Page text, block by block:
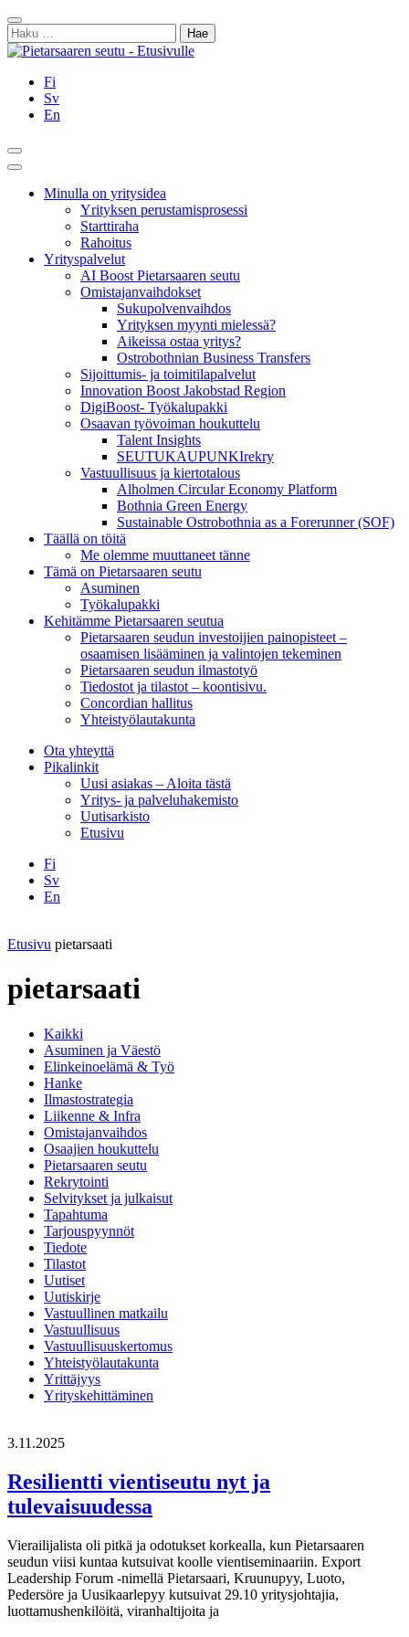
Siirry
sisältöön
Sulje
Haku:
Fi
Sv
En
Hae
Päävalikko
Minulla on yritysidea
Yrityksen perustamisprosessi
Starttiraha
Rahoitus
Yrityspalvelut
AI Boost Pietarsaaren seutu
Omistajanvaihdokset
Sukupolvenvaihdos
Yrityksen myynti mielessä?
Aikeissa ostaa yritys?
Ostrobothnian Business Transfers
Sijoittumis- ja toimitilapalvelut
Innovation Boost Jakobstad Region
DigiBoost- Työkalupakki
Osaavan työvoiman houkuttelu
Talent Insights
SEUTUKAUPUNKIrekry
Vastuullisuus ja kiertotalous
Alholmen Circular Economy Platform
Bothnia Green Energy
Sustainable Ostrobothnia as a Forerunner (SOF)
Täällä on töitä
Me olemme muuttaneet tänne
Tämä on Pietarsaaren seutu
Asuminen
Työkalupakki
Kehitämme Pietarsaaren seutua
Pietarsaaren seudun investoijien painopisteet –
osaamisen lisääminen ja valintojen tekeminen
Pietarsaaren seudun ilmastotyö
Tiedostot ja tilastot – koontisivu.
Concordian hallitus
Yhteistyölautakunta
Ota yhteyttä
Pikalinkit
Uusi asiakas – Aloita tästä
Yritys- ja palveluhakemisto
Uutisarkisto
Etusivu
Fi
Sv
En
Etusivu pietarsaati
pietarsaati
Kaikki
Asuminen ja Väestö
Elinkeinoelämä & Työ
Hanke
Ilmastostrategia
Liikenne & Infra
Omistajanvaihdos
Osaajien houkuttelu
Pietarsaaren seutu
Rekrytointi
Selvitykset ja julkaisut
Tapahtuma
Tarjouspyynnöt
Tiedote
Tilastot
Uutiset
Uutiskirje
Vastuullinen matkailu
Vastuullisuus
Vastuullisuuskertomus
Yhteistyölautakunta
Yrittäjyys
Yrityskehittäminen
3.11.2025
Resilientti vientiseutu nyt ja
tulevaisuudessa
Vierailijalista oli pitkä ja odotukset korkealla, kun Pietarsaaren
seudun viisi kuntaa kutsuivat koolle vientiseminaariin. Export
Leadership Forum -nimellä Pietarsaari, Kruunupyy, Luoto,
Pedersöre ja Uusikaarlepyy kutsuivat 29.10 yritysjohtajia,
luottamushenkilöitä, viranhaltijoita ja